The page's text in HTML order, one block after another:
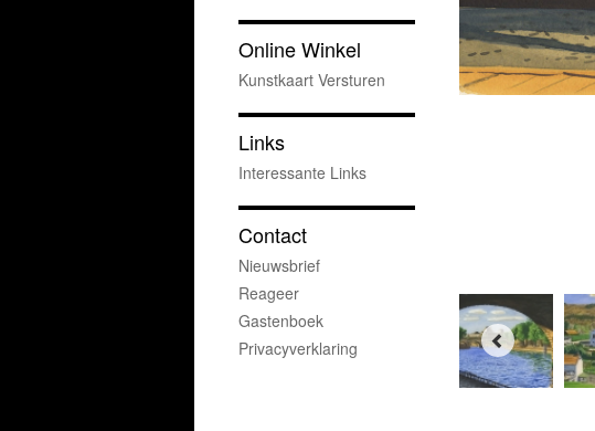
Online Winkel
Kunstkaart Versturen
Links
Interessante Links
Contact
Nieuwsbrief
Reageer
Gastenboek
Privacyverklaring